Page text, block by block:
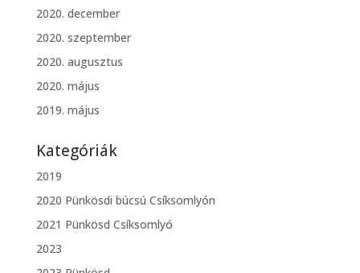
2020. december
2020. szeptember
2020. augusztus
2020. május
2019. május
Kategóriák
2019
2020 Pünkösdi búcsú Csíksomlyón
2021 Pünkösd Csíksomlyó
2023